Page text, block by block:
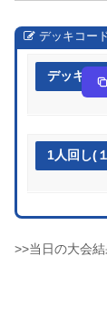
デッキコー
デッキ作成
1人回し(
>>当日の大会